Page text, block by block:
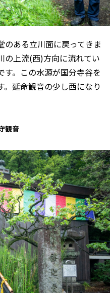
ある立川面に戻ってきま
の上流(西)方向に流れてい
す。この水源が国分寺谷を
延命観音の少し西になり
観音